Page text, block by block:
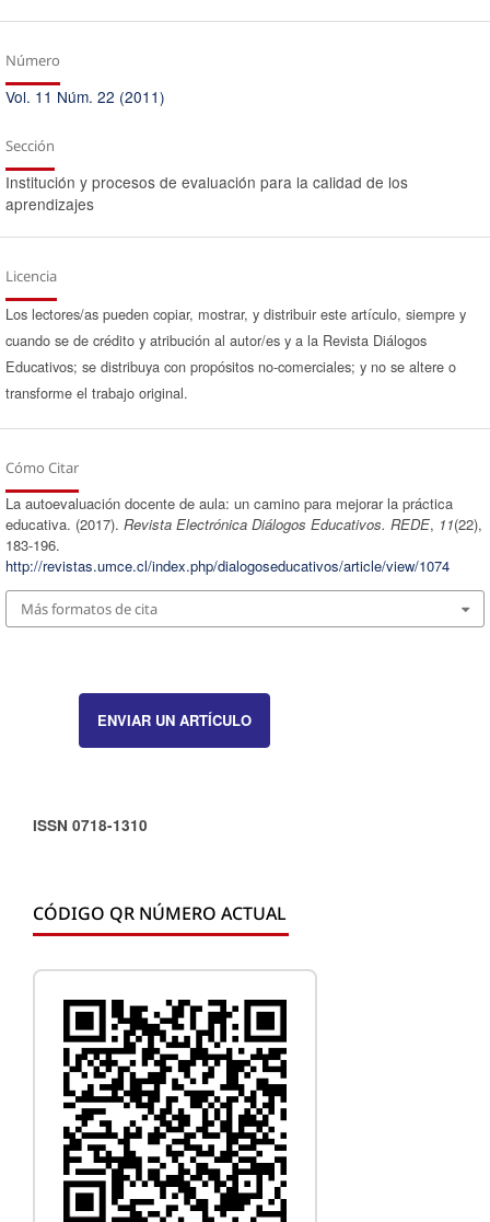
Número
Vol. 11 Núm. 22 (2011)
Sección
Institución y procesos de evaluación para la calidad de los
aprendizajes
Licencia
Los lectores/as pueden copiar, mostrar, y distribuir este artículo, siempre y
cuando se de crédito y atribución al autor/es y a la Revista Diálogos
Educativos; se distribuya con propósitos no-comerciales; y no se altere o
transforme el trabajo original.
Cómo Citar
La autoevaluación docente de aula: un camino para mejorar la práctica
educativa. (2017). Revista Electrónica Diálogos Educativos. REDE, 11(22),
183-196.
http://revistas.umce.cl/index.php/dialogoseducativos/article/view/1074
Más formatos de cita
ENVIAR UN ARTÍCULO
ISSN 0718-1310
CÓDIGO QR NÚMERO ACTUAL